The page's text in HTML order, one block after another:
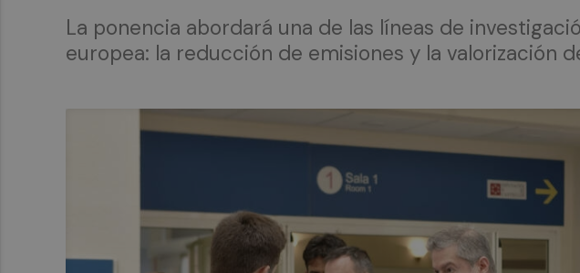
La ponencia abordará una de las líneas de
europea: la reducción de emisiones y la valorización